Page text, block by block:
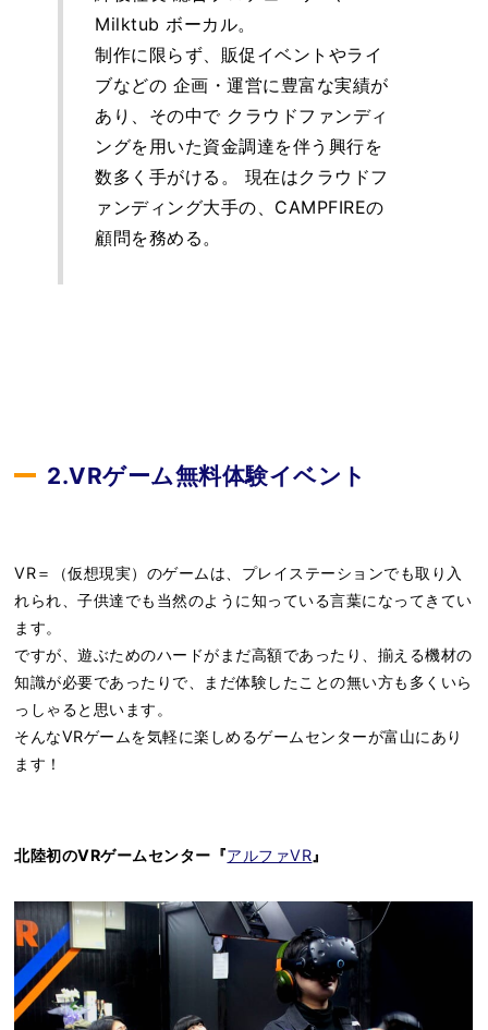
Milktub ボーカル。
制作に限らず、販促イベントやライ
ブなどの 企画・運営に豊富な実績が
あり、その中で クラウドファンディ
ングを用いた資金調達を伴う興行を
数多く手がける。 現在はクラウドフ
ァンディング大手の、CAMPFIREの
顧問を務める。
2.VRゲーム無料体験イベント
VR＝（仮想現実）のゲームは、プレイステーションでも取り入
れられ、子供達でも当然のように知っている言葉になってきてい
ます。
ですが、遊ぶためのハードがまだ高額であったり、揃える機材の
知識が必要であったりで、まだ体験したことの無い方も多くいら
っしゃると思います。
そんなVRゲームを気軽に楽しめるゲームセンターが富山にあり
ます！
北陸初のVRゲームセンター『アルファVR』